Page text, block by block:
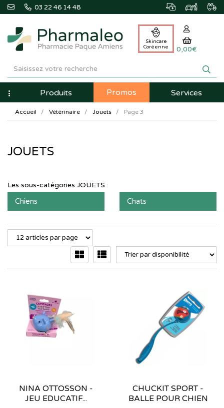
03 22 46 14 48
Pharmaleo
Pharmacie
Paque
Amiens
Skincare
Coréenne
0,00€
NavigationProduits Promos Services
Accueil Vétérinaire Jouets Page 3
JOUETS
Les sous-catégories JOUETS :
Chiens Chats
NINA OTTOSSON -
JEU EDUCATIF...
CHUCKIT SPORT -
BALLE POUR CHIEN